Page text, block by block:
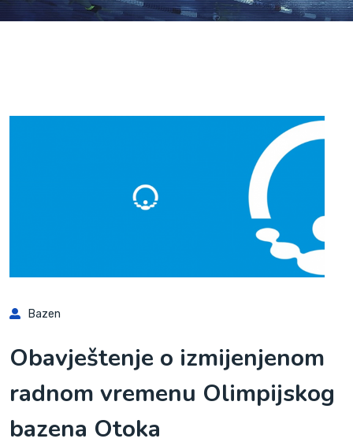
Bazen
Obavještenje o izmijenjenom
radnom vremenu Olimpijskog
bazena Otoka